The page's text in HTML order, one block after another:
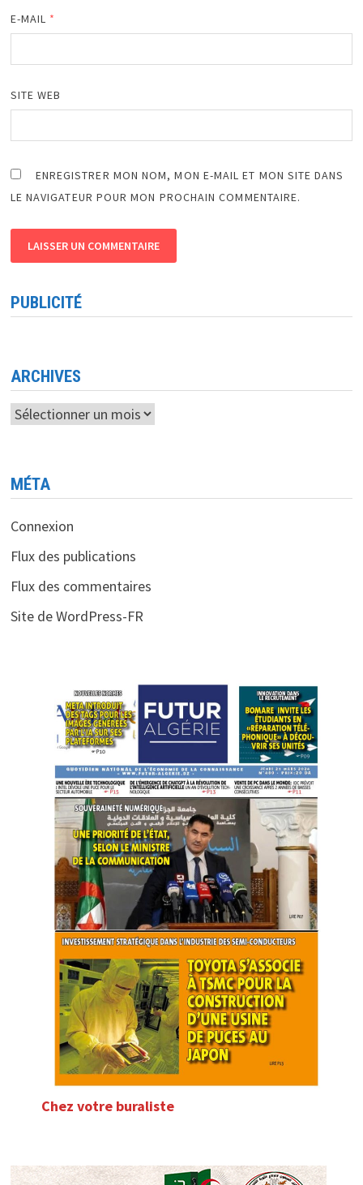
E-MAIL *
SITE WEB
ENREGISTRER MON NOM, MON E-MAIL ET MON SITE DANS
LE NAVIGATEUR POUR MON PROCHAIN COMMENTAIRE.
PUBLICITÉ
ARCHIVES
Archives
MÉTA
Connexion
Flux des publications
Flux des commentaires
Site de WordPress-FR
Chez votre buraliste